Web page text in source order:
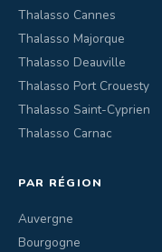
Thalasso Cannes
Thalasso Majorque
Thalasso Deauville
Thalasso Port Crouesty
Thalasso Saint-Cyprien
Thalasso Carnac
PAR RÉGION
Auvergne
Bourgogne